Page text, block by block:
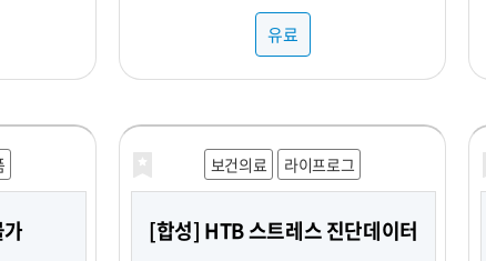
-
노력하고
요!
시분, 상품명, 구매수량, 구매금액 - 농산물(과
일, 채소) 구매가 포함된 영수증 RAW DATA
유료
보건의료 라이프로그
[합성] HTB 스트레스 진단데이터